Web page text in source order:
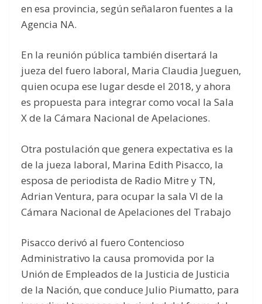
en esa provincia, según señalaron fuentes a la
Agencia NA.
En la reunión pública también disertará la
jueza del fuero laboral, Maria Claudia Jueguen,
quien ocupa ese lugar desde el 2018, y ahora
es propuesta para integrar como vocal la Sala
X de la Cámara Nacional de Apelaciones.
Otra postulación que genera expectativa es la
de la jueza laboral, Marina Edith Pisacco, la
esposa de periodista de Radio Mitre y TN,
Adrian Ventura, para ocupar la sala VI de la
Cámara Nacional de Apelaciones del Trabajo
Pisacco derivó al fuero Contencioso
Administrativo la causa promovida por la
Unión de Empleados de la Justicia de Justicia
de la Nación, que conduce Julio Piumatto, para